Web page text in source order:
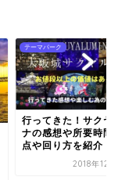
テーマパーク
行ってきた！サクヤ
ナの感想や所要時間
点や回り方を紹介！
2018年12